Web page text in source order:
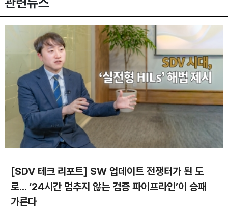
[SDV 테크 리포트] SW 업데이트 전쟁터가 된 도
로... ‘24시간 멈추지 않는 검증 파이프라인’이 승패
가른다